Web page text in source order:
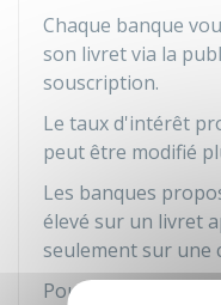
Chaque banque
son livret via la
souscription.
Le taux d'intérêt
peut être modifié
Les banques
élevé sur un livret
seulement sur une
Pour pouvoir